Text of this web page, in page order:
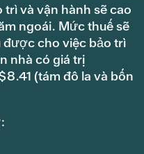
và vận hành sẽ cao
ngoái. Mức thuế sẽ
được cho việc bảo trì
nhà có giá trị
(tám đô la và bốn